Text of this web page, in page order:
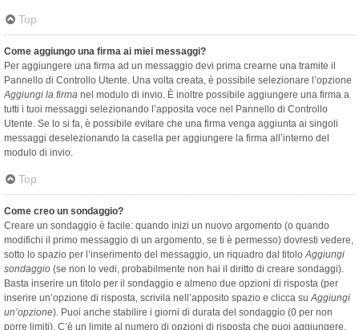
Top
Come aggiungo una firma ai miei messaggi?
Per aggiungere una firma ad un messaggio devi prima crearne una tramite il
Pannello di Controllo Utente. Una volta creata, è possibile selezionare l’opzione
Aggiungi la firma nel modulo di invio. È inoltre possibile aggiungere una firma a
tutti i tuoi messaggi selezionando l’apposita voce nel Pannello di Controllo
Utente. Se lo si fa, è possibile evitare che una firma venga aggiunta ai singoli
messaggi deselezionando la casella per aggiungere la firma all’interno del
modulo di invio.
Top
Come creo un sondaggio?
Creare un sondaggio è facile: quando inizi un nuovo argomento (o quando
modifichi il primo messaggio di un argomento, se ti è permesso) dovresti vedere,
sotto lo spazio per l’inserimento del messaggio, un riquadro dal titoloAggiungi
sondaggio (se non lo vedi, probabilmente non hai il diritto di creare sondaggi).
Basta inserire un titolo per il sondaggio e almeno due opzioni di risposta (per
inserire un’opzione di risposta, scrivila nell’apposito spazio e clicca suAggiungi
un’opzione). Puoi anche stabilire i giorni di durata del sondaggio (0 per non
porre limiti). C’è un limite al numero di opzioni di risposta che puoi aggiungere,